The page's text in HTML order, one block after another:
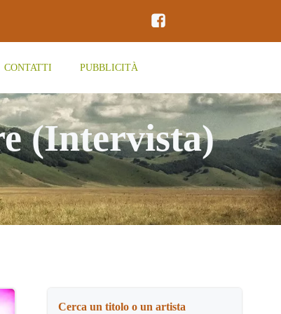
CONTATTI PUBBLICITÀ
(Intervista)
Cerca un titolo o un artista